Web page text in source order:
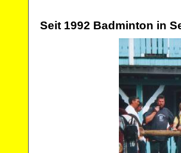
Seit 1992 Badminton in